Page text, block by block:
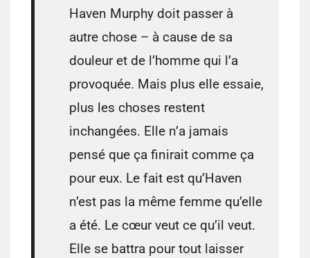
Haven Murphy doit passer à
autre chose – à cause de sa
douleur et de l’homme qui l’a
provoquée. Mais plus elle essaie,
plus les choses restent
inchangées. Elle n’a jamais
pensé que ça finirait comme ça
pour eux. Le fait est qu’Haven
n’est pas la même femme qu’elle
a été. Le cœur veut ce qu’il veut.
Elle se battra pour tout laisser